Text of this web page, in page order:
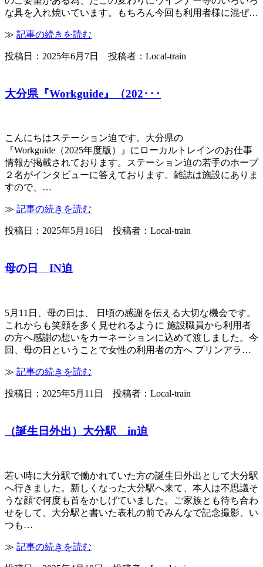
な具を入れ焼いています。もちろん今回も利用者様に混ぜ…
≫ 記事の続きを読む
投稿日：2025年6月7日 投稿者：Local-train
大分県『Workguide』（202･･･
こんにちはステーション迫です。大分県の
『Workguide（2025年度版）』にローカルトレインのお仕事
情報が掲載されております。ステーション迫の若手のホープ
２名がインタビューに答えております。雑誌は施設にありま
すので、…
≫ 記事の続きを読む
投稿日：2025年5月16日 投稿者：Local-train
母の日 IN迫
5月11日、母の日は、 日頃の感謝を伝える大切な機会です。
これからも笑顔を多く見せれるように 施設職員から利用者
の方へ感謝の想いをカーネーションに込めて渡しました。今
回、母の日ということで女性の利用者の方へ プリンアラ…
≫ 記事の続きを読む
投稿日：2025年5月11日 投稿者：Local-train
（誕生日外出）大分駅 in迫
若い時に大分駅で働かれていた方の誕生日外出として大分駅
へ行きました。新しくなった大分駅へ来て、本人は不思議そ
うな顔で何度も首をかしげていました。ご家族とも待ち合わ
せをして、大分駅と書いた表札の前でみんなで記念撮影、い
つも…
≫ 記事の続きを読む